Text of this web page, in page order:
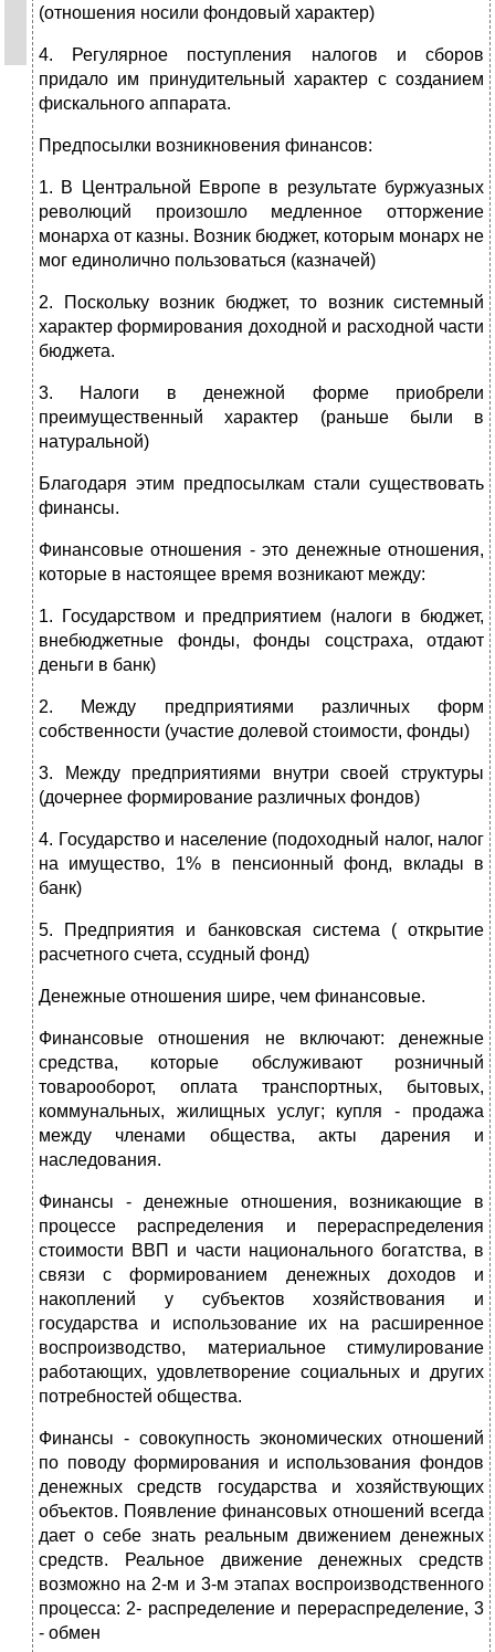
(отношения носили фондовый характер)
4. Регулярное поступления налогов и сборов
придало им принудительный характер с созданием
фискального аппарата.
Предпосылки возникновения финансов:
1. В Центральной Европе в результате буржуазных
революций произошло медленное отторжение
монарха от казны. Возник бюджет, которым монарх не
мог единолично пользоваться (казначей)
2. Поскольку возник бюджет, то возник системный
характер формирования доходной и расходной части
бюджета.
3. Налоги в денежной форме приобрели
преимущественный характер (раньше были в
натуральной)
Благодаря этим предпосылкам стали существовать
финансы.
Финансовые отношения - это денежные отношения,
которые в настоящее время возникают между:
1. Государством и предприятием (налоги в бюджет,
внебюджетные фонды, фонды соцстраха, отдают
деньги в банк)
2. Между предприятиями различных форм
собственности (участие долевой стоимости, фонды)
3. Между предприятиями внутри своей структуры
(дочернее формирование различных фондов)
4. Государство и население (подоходный налог, налог
на имущество, 1% в пенсионный фонд, вклады в
банк)
5. Предприятия и банковская система ( открытие
расчетного счета, ссудный фонд)
Денежные отношения шире, чем финансовые.
Финансовые отношения не включают: денежные
средства, которые обслуживают розничный
товарооборот, оплата транспортных, бытовых,
коммунальных, жилищных услуг; купля - продажа
между членами общества, акты дарения и
наследования.
Финансы - денежные отношения, возникающие в
процессе распределения и перераспределения
стоимости ВВП и части национального богатства, в
связи с формированием денежных доходов и
накоплений у субъектов хозяйствования и
государства и использование их на расширенное
воспроизводство, материальное стимулирование
работающих, удовлетворение социальных и других
потребностей общества.
Финансы - совокупность экономических отношений
по поводу формирования и использования фондов
денежных средств государства и хозяйствующих
объектов. Появление финансовых отношений всегда
дает о себе знать реальным движением денежных
средств. Реальное движение денежных средств
возможно на 2-м и 3-м этапах воспроизводственного
процесса: 2- распределение и перераспределение, 3
- обмен